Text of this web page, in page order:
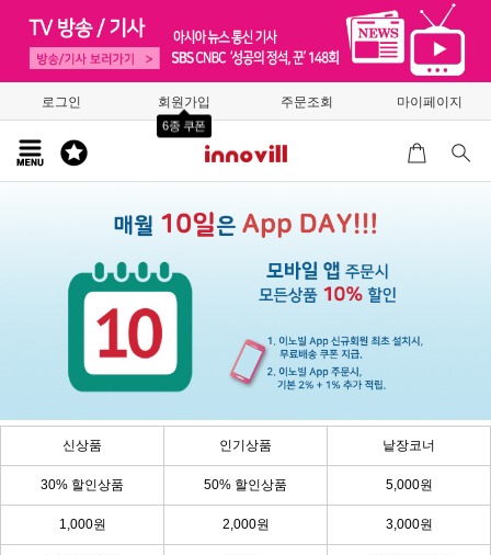
로그인 회원가입
6종 쿠폰
주문조회 마이페이지
신상품 인기상품 낱장코너
30% 할인상품 50% 할인상품 5,000원
1,000원 2,000원 3,000원